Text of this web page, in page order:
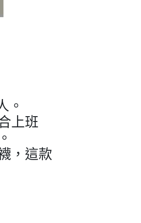
。
上班
，這款